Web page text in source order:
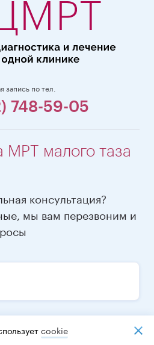
запись по тел.
748-59-05
МРТ малого таза
консультация?
мы вам перезвоним и
cookiе